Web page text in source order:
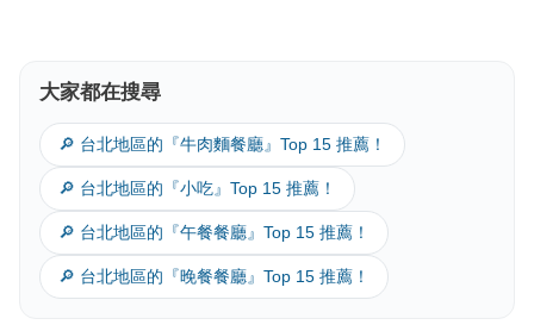
大家都在搜尋
🔎 台北地區的『牛肉麵餐廳』Top 15 推薦！
🔎 台北地區的『小吃』Top 15 推薦！
🔎 台北地區的『午餐餐廳』Top 15 推薦！
🔎 台北地區的『晚餐餐廳』Top 15 推薦！